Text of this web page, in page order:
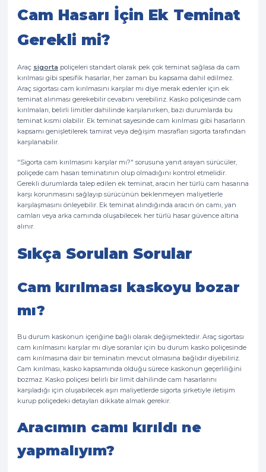
Cam Hasarı İçin Ek Teminat
Gerekli mi?
Araç sigorta poliçeleri standart olarak pek çok teminat sağlasa da cam
kırılması gibi spesifik hasarlar, her zaman bu kapsama dahil edilmez.
Araç sigortası cam kırılmasını karşılar mı diye merak edenler için ek
teminat alınması gerekebilir cevabını verebiliriz. Kasko poliçesinde cam
kırılmaları, belirli limitler dahilinde karşılanırken, bazı durumlarda bu
teminat kısmi olabilir. Ek teminat sayesinde cam kırılması gibi hasarların
kapsamı genişletilerek tamirat veya değişim masrafları sigorta tarafından
karşılanabilir.
"Sigorta cam kırılmasını karşılar mı?" sorusuna yanıt arayan sürücüler,
poliçede cam hasarı teminatının olup olmadığını kontrol etmelidir.
Gerekli durumlarda talep edilen ek teminat, aracın her türlü cam hasarına
karşı korunmasını sağlayıp sürücünün beklenmeyen maliyetlerle
karşılaşmasını önleyebilir. Ek teminat alındığında aracın ön camı, yan
camları veya arka camında oluşabilecek her türlü hasar güvence altına
alınır.
Sıkça Sorulan Sorular
Cam kırılması kaskoyu bozar
mı?
Bu durum kaskonun içeriğine bağlı olarak değişmektedir. Araç sigortası
cam kırılmasını karşılar mı diye soranlar için bu durum kasko poliçesinde
cam kırılmasına dair bir teminatın mevcut olmasına bağlıdır diyebiliriz.
Cam kırılması, kasko kapsamında olduğu sürece kaskonun geçerliliğini
bozmaz. Kasko poliçesi belirli bir limit dahilinde cam hasarlarını
karşıladığı için oluşabilecek aşırı maliyetlerde sigorta şirketiyle iletişim
kurup poliçedeki detayları dikkate almak gerekir.
Aracımın camı kırıldı ne
yapmalıyım?